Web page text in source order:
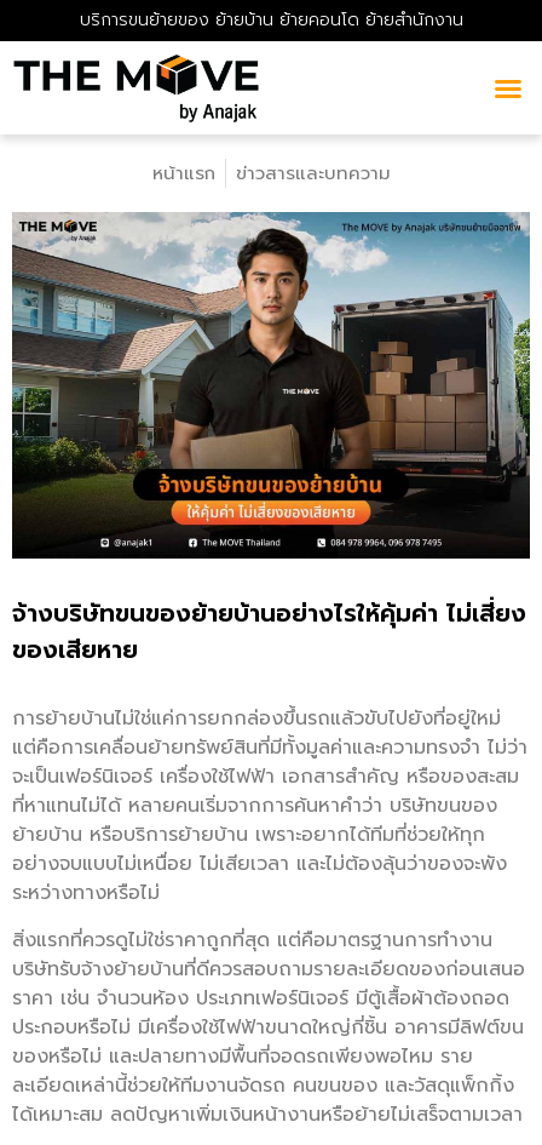
บริการขนย้ายของ ย้ายบ้าน ย้ายคอนโด ย้ายสำนักงาน
หน้าแรก ข่าวสารและบทความ
จ้างบริษัทขนของย้ายบ้านอย่างไรให้คุ้มค่า ไม่เสี่ยง
ของเสียหาย
การย้ายบ้านไม่ใช่แค่การยกกล่องขึ้นรถแล้วขับไปยังที่อยู่ใหม่
แต่คือการเคลื่อนย้ายทรัพย์สินที่มีทั้งมูลค่าและความทรงจำ ไม่ว่า
จะเป็นเฟอร์นิเจอร์ เครื่องใช้ไฟฟ้า เอกสารสำคัญ หรือของสะสม
ที่หาแทนไม่ได้ หลายคนเริ่มจากการค้นหาคำว่า บริษัทขนของ
ย้ายบ้าน หรือบริการย้ายบ้าน เพราะอยากได้ทีมที่ช่วยให้ทุก
อย่างจบแบบไม่เหนื่อย ไม่เสียเวลา และไม่ต้องลุ้นว่าของจะพัง
ระหว่างทางหรือไม่
สิ่งแรกที่ควรดูไม่ใช่ราคาถูกที่สุด แต่คือมาตรฐานการทำงาน
บริษัทรับจ้างย้ายบ้านที่ดีควรสอบถามรายละเอียดของก่อนเสนอ
ราคา เช่น จำนวนห้อง ประเภทเฟอร์นิเจอร์ มีตู้เสื้อผ้าต้องถอด
ประกอบหรือไม่ มีเครื่องใช้ไฟฟ้าขนาดใหญ่กี่ชิ้น อาคารมีลิฟต์ขน
ของหรือไม่ และปลายทางมีพื้นที่จอดรถเพียงพอไหม ราย
ละเอียดเหล่านี้ช่วยให้ทีมงานจัดรถ คนขนของ และวัสดุแพ็กกิ้ง
ได้เหมาะสม ลดปัญหาเพิ่มเงินหน้างานหรือย้ายไม่เสร็จตามเวลา